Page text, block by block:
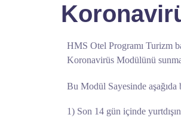
HMS Otel Programı Turizm
Koronavirüs Modülünü
Bu Modül Sayesinde aşağıda
1) Son 14 gün içinde